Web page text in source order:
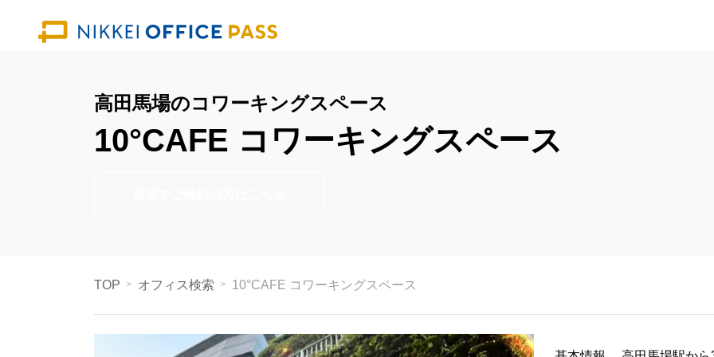
高田馬場のコワーキングスペース
10°CAFE コワーキングスペース
TOP オフィス検索 10°CAFE コワーキングスペース